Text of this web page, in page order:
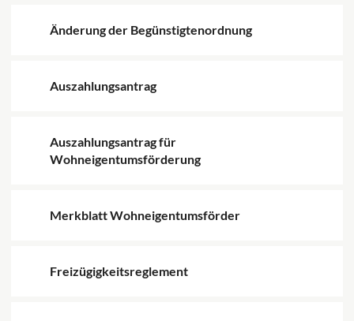
Änderung der Begünstigtenordnung
Auszahlungsantrag
Auszahlungsantrag für
Wohneigentumsförderung
Merkblatt Wohneigentumsförder
Freizügigkeitsreglement